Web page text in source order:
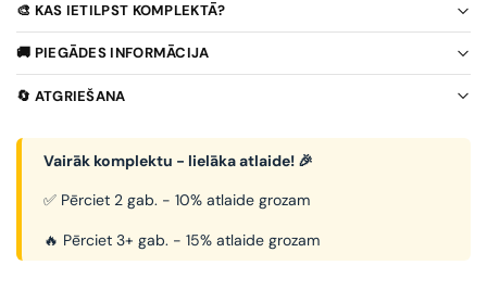
🎨 KAS IETILPST KOMPLEKTĀ?
🚚 PIEGĀDES INFORMĀCIJA
🔄 ATGRIEŠANA
Vairāk komplektu - lielāka atlaide! 🎉
✅ Pērciet 2 gab. - 10% atlaide grozam
🔥 Pērciet 3+ gab. - 15% atlaide grozam